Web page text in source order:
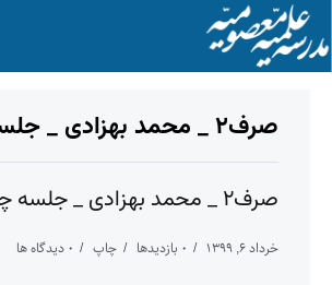
صرف۲ _ محمد بهزادی _ جلسه چهلم
صرف۲ _ محمد بهزادی _ جلسه چهلم
خرداد ۶, ۱۳۹۹ ۰ بازدیدها چاپ ۰ دیدگاه ها